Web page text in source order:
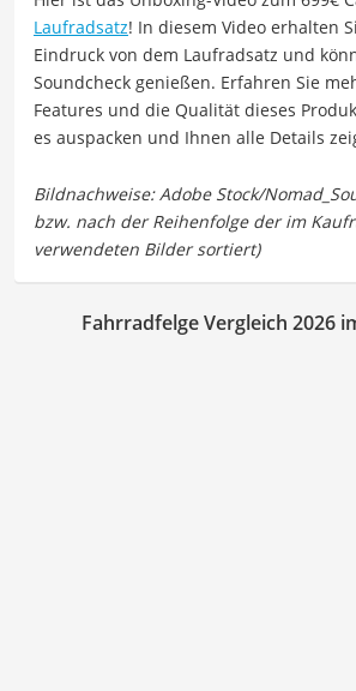
Laufradsatz! In diesem Video erhalten
Eindruck von dem Laufradsatz und
Soundcheck genießen. Erfahren Sie
Features und die Qualität dieses
es auspacken und Ihnen alle Details
Fahrradfelge Vergleich 2026